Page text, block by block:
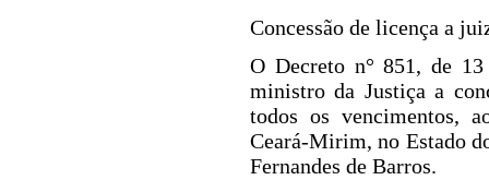
Concessão de licença a
O Decreto n°851, de
ministro da Justiça a
todos os vencimentos,
Ceará-Mirim, no Estado
Fernandes de Barros.